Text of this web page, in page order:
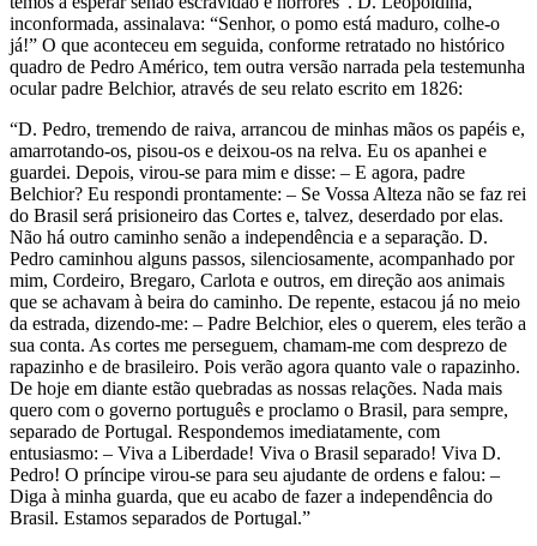
inconformada, assinalava: “Senhor, o pomo está maduro, colhe-o
já!” O que aconteceu em seguida, conforme retratado no histórico
quadro de Pedro Américo, tem outra versão narrada pela testemunha
ocular padre Belchior, através de seu relato escrito em 1826:
“D. Pedro, tremendo de raiva, arrancou de minhas mãos os papéis e,
amarrotando-os, pisou-os e deixou-os na relva. Eu os apanhei e
guardei. Depois, virou-se para mim e disse: – E agora, padre
Belchior? Eu respondi prontamente: – Se Vossa Alteza não se faz rei
do Brasil será prisioneiro das Cortes e, talvez, deserdado por elas.
Não há outro caminho senão a independência e a separação. D.
Pedro caminhou alguns passos, silenciosamente, acompanhado por
mim, Cordeiro, Bregaro, Carlota e outros, em direção aos animais
que se achavam à beira do caminho. De repente, estacou já no meio
da estrada, dizendo-me: – Padre Belchior, eles o querem, eles terão a
sua conta. As cortes me perseguem, chamam-me com desprezo de
rapazinho e de brasileiro. Pois verão agora quanto vale o rapazinho.
De hoje em diante estão quebradas as nossas relações. Nada mais
quero com o governo português e proclamo o Brasil, para sempre,
separado de Portugal. Respondemos imediatamente, com
entusiasmo: – Viva a Liberdade! Viva o Brasil separado! Viva D.
Pedro! O príncipe virou-se para seu ajudante de ordens e falou: –
Diga à minha guarda, que eu acabo de fazer a independência do
Brasil. Estamos separados de Portugal.”